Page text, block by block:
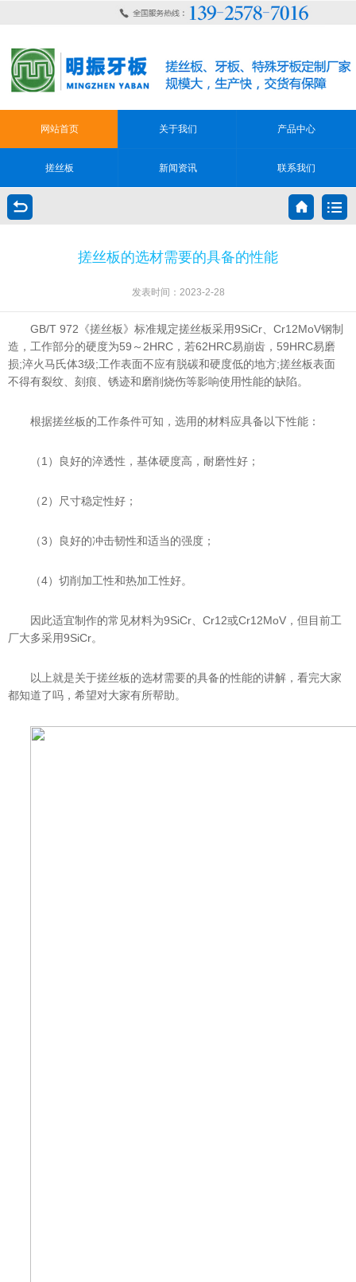
网站首页 关于我们 产品中心
搓丝板 新闻资讯 联系我们
搓丝板的选材需要的具备的性能
发表时间：2023-2-28
GB/T 972《搓丝板》标准规定搓丝板采用9SiCr、Cr12MoV钢制
造，工作部分的硬度为59～2HRC，若62HRC易崩齿，59HRC易磨
损;淬火马氏体3级;工作表面不应有脱碳和硬度低的地方;搓丝板表面
不得有裂纹、刻痕、锈迹和磨削烧伤等影响使用性能的缺陷。
根据搓丝板的工作条件可知，选用的材料应具备以下性能：
（1）良好的淬透性，基体硬度高，耐磨性好；
（2）尺寸稳定性好；
（3）良好的冲击韧性和适当的强度；
（4）切削加工性和热加工性好。
因此适宜制作的常见材料为9SiCr、Cr12或Cr12MoV，但目前工
厂大多采用9SiCr。
以上就是关于搓丝板的选材需要的具备的性能的讲解，看完大家
都知道了吗，希望对大家有所帮助。